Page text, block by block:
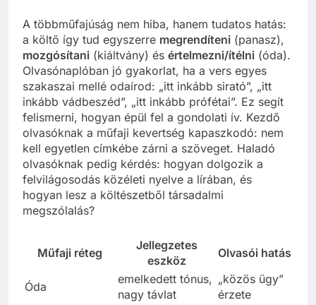
A többműfajúság nem hiba, hanem tudatos hatás:
a költő így tud egyszerre megrendíteni (panasz),
mozgósítani (kiáltvány) és értelmezni/ítélni (óda).
Olvasónaplóban jó gyakorlat, ha a vers egyes
szakaszai mellé odaírod: „itt inkább sirató”, „itt
inkább vádbeszéd”, „itt inkább prófétai”. Ez segít
felismerni, hogyan épül fel a gondolati ív. Kezdő
olvasóknak a műfaji kevertség kapaszkodó: nem
kell egyetlen címkébe zárni a szöveget. Haladó
olvasóknak pedig kérdés: hogyan dolgozik a
felvilágosodás közéleti nyelve a lírában, és
hogyan lesz a költészetből társadalmi
megszólalás?
Műfaji réteg
Jellegzetes
eszköz
Olvasói hatás
Óda
emelkedett tónus,
nagy távlat
„közös ügy”
érzete